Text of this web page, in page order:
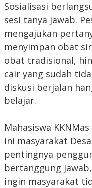
Sosialisasi
sesi tanya jawab.
mengajukan
menyimpan obat
obat tradisional,
cair yang sudah
diskusi berjalan
belajar.
Mahasiswa
ini masyarakat
pentingnya
bertanggung
ingin masyarakat